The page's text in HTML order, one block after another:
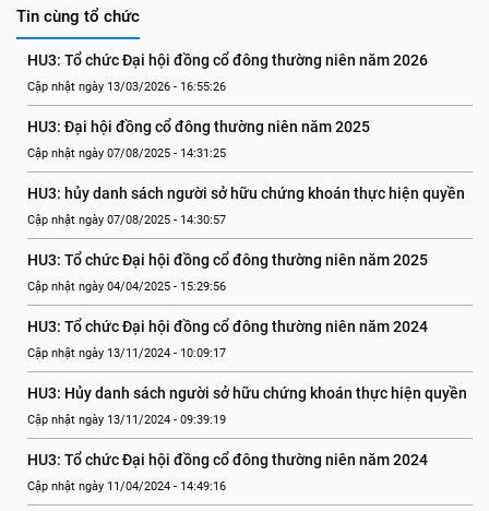
Tin cùng tổ chức
HU3: Tổ chức Đại hội đồng cổ đông thường niên năm 2026
Cập nhật ngày 13/03/2026 - 16:55:26
HU3: Đại hội đồng cổ đông thường niên năm 2025
Cập nhật ngày 07/08/2025 - 14:31:25
HU3: hủy danh sách người sở hữu chứng khoán thực hiện quyền
Cập nhật ngày 07/08/2025 - 14:30:57
HU3: Tổ chức Đại hội đồng cổ đông thường niên năm 2025
Cập nhật ngày 04/04/2025 - 15:29:56
HU3: Tổ chức Đại hội đồng cổ đông thường niên năm 2024
Cập nhật ngày 13/11/2024 - 10:09:17
HU3: Hủy danh sách người sở hữu chứng khoán thực hiện quyền
Cập nhật ngày 13/11/2024 - 09:39:19
HU3: Tổ chức Đại hội đồng cổ đông thường niên năm 2024
Cập nhật ngày 11/04/2024 - 14:49:16